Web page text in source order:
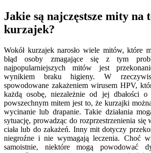
Jakie są najczęstsze mity na
kurzajek?
Wokół kurzajek narosło wiele mitów, które
błąd osoby zmagające się z tym
najpopularniejszych mitów jest
wynikiem braku higieny. W
spowodowane zakażeniem wirusem HPV,
każdą osobę, niezależnie od jej dbałości
powszechnym mitem jest to, że kurzajki
wycinanie lub drapanie. Takie działania
sytuację, prowadząc do rozprzestrzenienia się
ciała lub do zakażeń. Inny mit dotyczy
niegroźne i nie wymagają leczenia. Choć
samoistnie, niektóre mogą powodować